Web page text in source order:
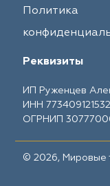
Политика
Реквизиты
ИП Руженцев
ИНН 773409121532
ОГРНИП
© 2026, Мировые